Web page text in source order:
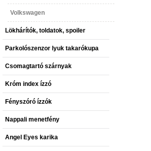
Volkswagen
Lökhárítók, toldatok, spoiler
Parkolószenzor lyuk takarókupa
Csomagtartó szárnyak
Króm index ízzó
Fényszóró ízzók
Nappali menetfény
Angel Eyes karika